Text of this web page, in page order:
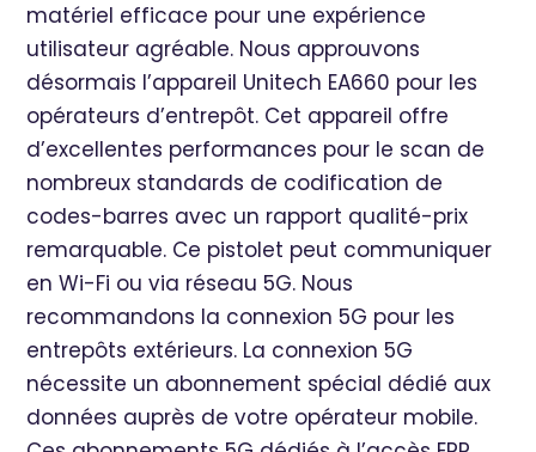
matériel efficace pour une expérience
utilisateur agréable. Nous approuvons
désormais l’appareil Unitech EA660 pour les
opérateurs d’entrepôt. Cet appareil offre
d’excellentes performances pour le scan de
nombreux standards de codification de
codes-barres avec un rapport qualité-prix
remarquable. Ce pistolet peut communiquer
en Wi-Fi ou via réseau 5G. Nous
recommandons la connexion 5G pour les
entrepôts extérieurs. La connexion 5G
nécessite un abonnement spécial dédié aux
données auprès de votre opérateur mobile.